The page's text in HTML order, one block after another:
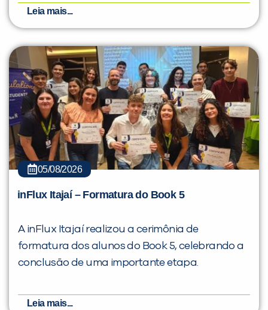
Leia mais...
05/08/2026
inFlux Itajaí – Formatura do Book 5
A inFlux Itajaí realizou a cerimônia de
formatura dos alunos do Book 5, celebrando a
conclusão de uma importante etapa.
Leia mais...